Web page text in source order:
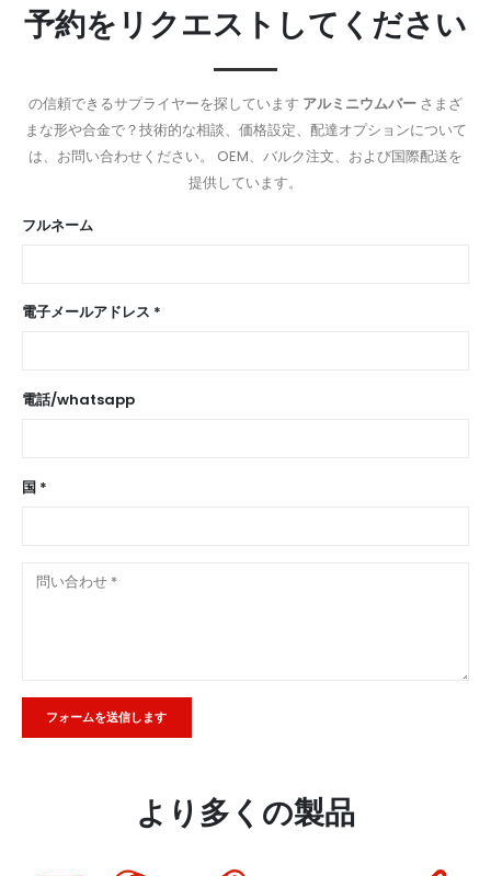
予約をリクエストしてください
の信頼できるサプライヤーを探しています アルミニウムバー さまざ
まな形や合金で？技術的な相談、価格設定、配達オプションについて
は、お問い合わせください。 OEM、バルク注文、および国際配送を
提供しています。
フルネーム
電子メールアドレス *
電話/whatsapp
国 *
より多くの製品